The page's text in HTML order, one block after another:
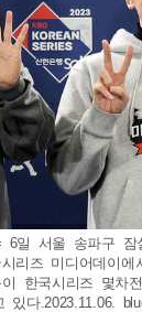
일 서울 송파구 잠
리즈 미디어데이에
한국시리즈 몇차
있다.2023.11.06.